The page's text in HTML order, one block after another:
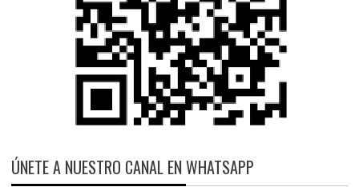
ÚNETE A NUESTRO CANAL EN WHATSAPP